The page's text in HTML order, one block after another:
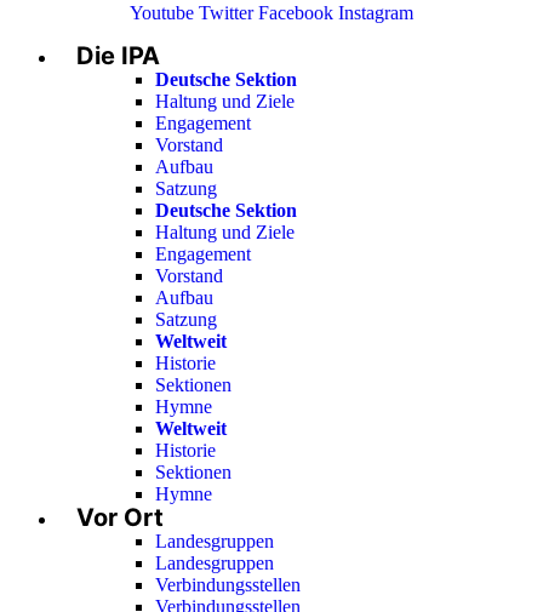
Youtube Twitter Facebook Instagram
Menu
Die IPA
Deutsche Sektion
Haltung und Ziele
Engagement
Vorstand
Aufbau
Satzung
Deutsche Sektion
Haltung und Ziele
Engagement
Vorstand
Aufbau
Satzung
Weltweit
Historie
Sektionen
Hymne
Weltweit
Historie
Sektionen
Hymne
Vor Ort
Landesgruppen
Landesgruppen
Verbindungsstellen
Verbindungsstellen